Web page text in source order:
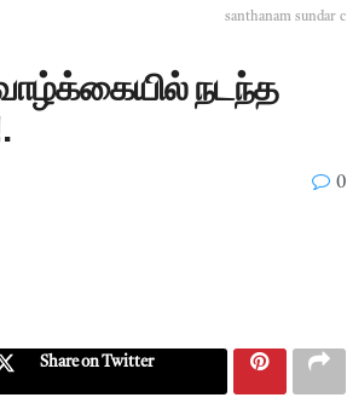
santhanam sundar c
நடந்த
0
Share on Twitter